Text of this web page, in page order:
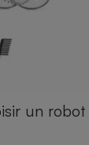
un robot